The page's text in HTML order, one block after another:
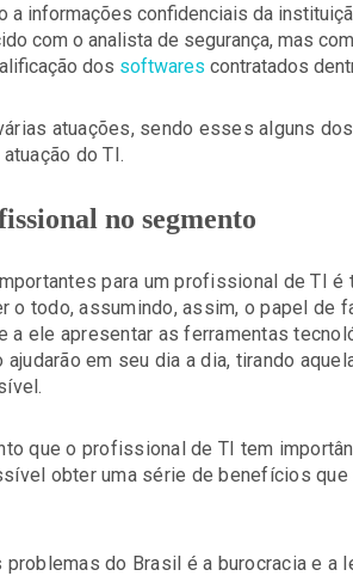
a informações confidenciais da
com o analista de segurança, mas
dos softwares contratados
atuações, sendo esses alguns
do TI.
no segmento
para um profissional de TI
o todo, assumindo, assim, o papel de
ele apresentar as ferramentas
em seu dia a dia, tirando
que o profissional de TI tem
obter uma série de benefícios que
do Brasil é a burocracia e a